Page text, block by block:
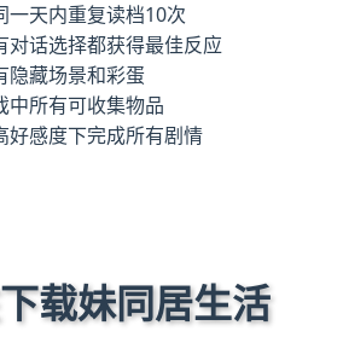
一天内重复读档10次
对话选择都获得最佳反应
隐藏场景和彩蛋
中所有可收集物品
好感度下完成所有剧情
载妹同居生活